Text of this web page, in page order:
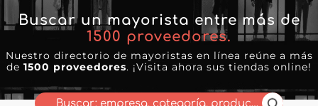
Buscar un mayorista entre más de
1500 proveedores.
Nuestro directorio de mayoristas en línea reúne a más
de 1500 proveedores. ¡Visita ahora sus tiendas online!